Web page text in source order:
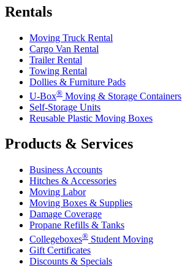
Rentals
Moving Truck Rental
Cargo Van Rental
Trailer Rental
Towing Rental
Dollies & Furniture Pads
U-Box® Moving & Storage Containers
Self-Storage Units
Reusable Plastic Moving Boxes
Products & Services
Business Accounts
Hitches & Accessories
Moving Labor
Moving Boxes & Supplies
Damage Coverage
Propane Refills & Tanks
Collegeboxes® Student Moving
Gift Certificates
Discounts & Specials